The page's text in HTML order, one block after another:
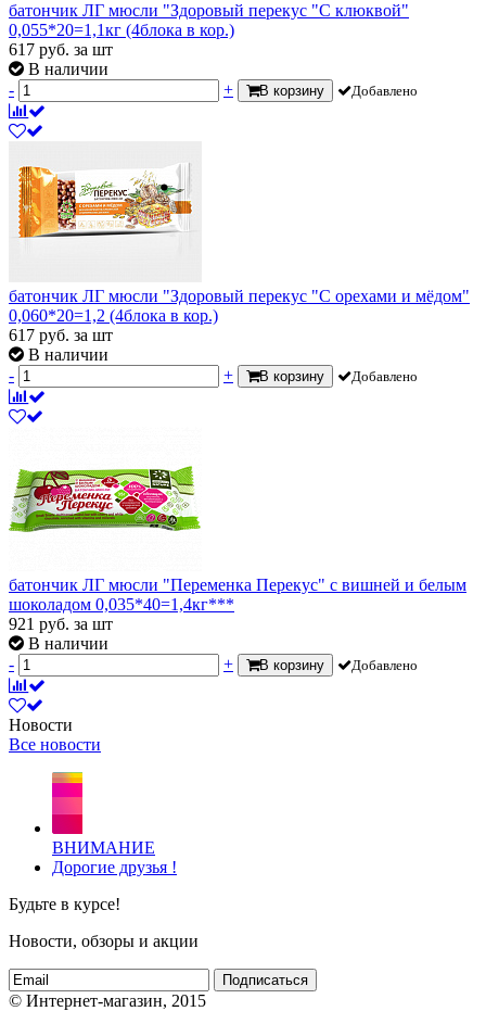
батончик ЛГ мюсли "Здоровый перекус "С клюквой"
0,055*20=1,1кг (4блока в кор.)
617 руб. за шт
В наличии
-
+ В корзину Добавлено
батончик ЛГ мюсли "Здоровый перекус "С орехами и мёдом"
0,060*20=1,2 (4блока в кор.)
617 руб. за шт
В наличии
-
+ В корзину Добавлено
батончик ЛГ мюсли "Переменка Перекус" с вишней и белым
шоколадом 0,035*40=1,4кг***
921 руб. за шт
В наличии
-
+ В корзину Добавлено
Новости
Все новости
ВНИМАНИЕ
Дорогие друзья !
Будьте в курсе!
Новости, обзоры и акции
Подписаться
© Интернет-магазин, 2015